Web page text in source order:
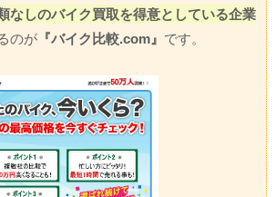
なしのバイク買取を得意としている企業
のが 『バイク比較.com』 です。